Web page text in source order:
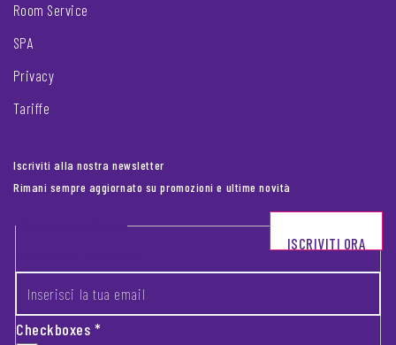
Room Service
SPA
Privacy
Tariffe
Iscriviti alla nostra newsletter
Rimani sempre aggiornato su promozioni e ultime novità
Footer newsletter
Checkboxes*
ISCRIVITI ORA